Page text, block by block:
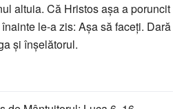
altuia. Că Hristos aşa a poruncit
le-a zis: Aşa să faceţi. Dară
şi înşelătorul.